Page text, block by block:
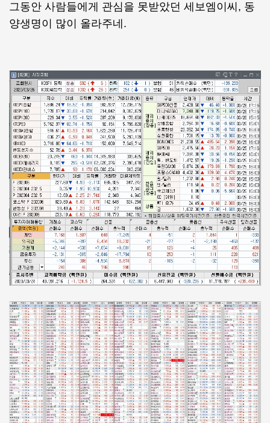
그동안 사람들에게 관심을 못받았던 세보엠이씨, 동
양생명이 많이 올라주네.